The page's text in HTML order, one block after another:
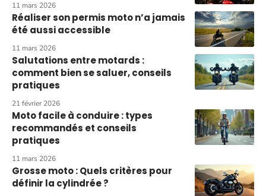
11 mars 2026
Réaliser son permis moto n’a jamais
été aussi accessible
11 mars 2026
Salutations entre motards :
comment bien se saluer, conseils
pratiques
21 février 2026
Moto facile à conduire : types
recommandés et conseils
pratiques
11 mars 2026
Grosse moto : Quels critères pour
définir la cylindrée ?